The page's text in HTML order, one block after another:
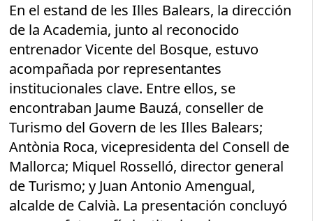
En el estand de les Illes Balears, la dirección
de la Academia, junto al reconocido
entrenador Vicente del Bosque, estuvo
acompañada por representantes
institucionales clave. Entre ellos, se
encontraban Jaume Bauzá, conseller de
Turismo del Govern de les Illes Balears;
Antònia Roca, vicepresidenta del Consell de
Mallorca; Miquel Rosselló, director general
de Turismo; y Juan Antonio Amengual,
alcalde de Calvià. La presentación concluyó